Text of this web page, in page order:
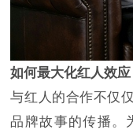
如何最大化红人效应
与红人的合作不仅
品牌故事的传播。